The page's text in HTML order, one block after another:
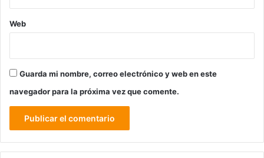
Web
Guarda mi nombre, correo electrónico y web en este
navegador para la próxima vez que comente.